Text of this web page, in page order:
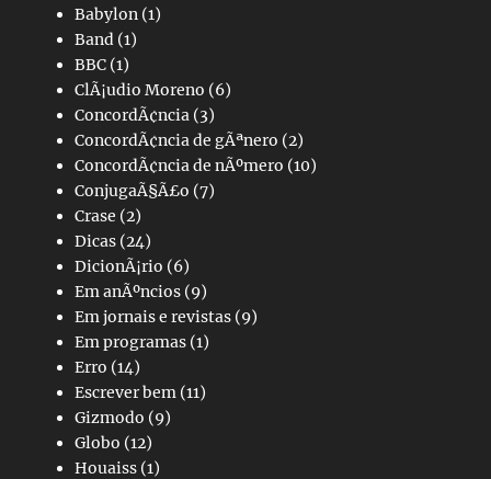
Babylon (1)
Band (1)
BBC (1)
ClÃ¡udio Moreno (6)
ConcordÃ¢ncia (3)
ConcordÃ¢ncia de gÃªnero (2)
ConcordÃ¢ncia de nÃºmero (10)
ConjugaÃ§Ã£o (7)
Crase (2)
Dicas (24)
DicionÃ¡rio (6)
Em anÃºncios (9)
Em jornais e revistas (9)
Em programas (1)
Erro (14)
Escrever bem (11)
Gizmodo (9)
Globo (12)
Houaiss (1)